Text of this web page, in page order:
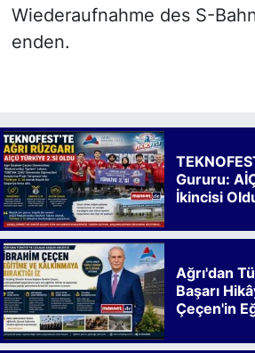
Wiederaufnahme des S-
enden.
Gururu:
İkincisi
Ağrı'dan
Başarı
Çeçen'in